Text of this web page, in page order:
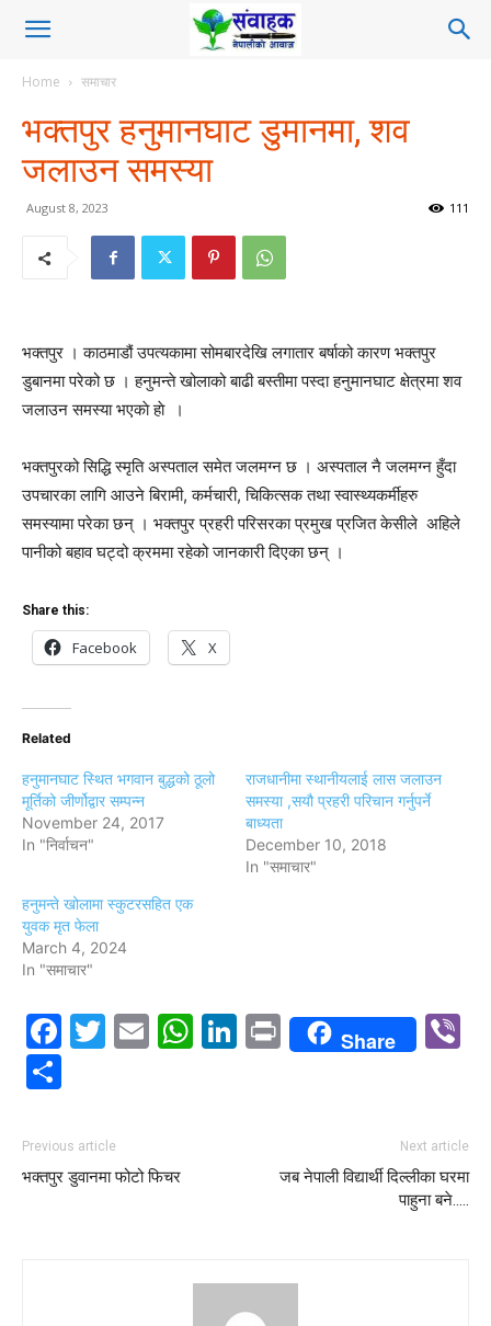
Home समाचार
भक्तपुर हनुमानघाट डुमानमा, शव
जलाउन समस्या
August 8, 2023 111
भक्तपुर । काठमाडौं उपत्यकामा सोमबारदेखि लगातार बर्षाको कारण भक्तपुर
डुबानमा परेको छ । हनुमन्ते खोलाको बाढी बस्तीमा पस्दा हनुमानघाट क्षेत्रमा शव
जलाउन समस्या भएकाे हाे ।
भक्तपुरको सिद्धि स्मृति अस्पताल समेत जलमग्न छ । अस्पताल नै जलमग्न हुँदा
उपचारका लागि आउने बिरामी, कर्मचारी, चिकित्सक तथा स्वास्थ्यकर्मीहरु
समस्यामा परेका छन् । भक्तपुर प्रहरी परिसरका प्रमुख प्रजित केसीले अहिले
पानीको बहाव घट्दो क्रममा रहेको जानकारी दिएका छन् ।
Share this:
Facebook X
Related
हनुमानघाट स्थित भगवान बुद्धको ठूलो
मूर्तिको जीर्णोद्वार सम्पन्न
November 24, 2017
In "निर्वाचन"
राजधानीमा स्थानीयलाई लास जलाउन
समस्या ,सयौ प्रहरी परिचान गर्नुपर्ने
बाध्यता
December 10, 2018
In "समाचार"
हनुमन्‍ते खोलामा स्कुटरसहित एक
युवक मृत फेला
March 4, 2024
In "समाचार"
Facebook
Twitter
EmailWhatsApp
LinkedIn
PrintShare
Previous article
भक्तपुर डुवानमा फोटो फिचर
Next article
जब नेपाली विद्यार्थी दिल्लीका घरमा
पाहुना बने…..